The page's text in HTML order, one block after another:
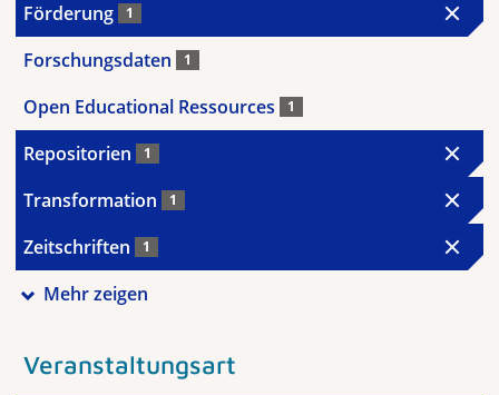
Förderung 1
Forschungsdaten 1
Open Educational Ressources 1
Repositorien 1
Transformation 1
Zeitschriften 1
Mehr zeigen
Veranstaltungsart